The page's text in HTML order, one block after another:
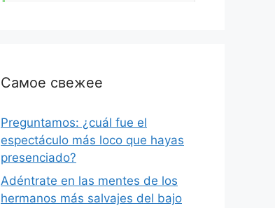
Самое свежее
Preguntamos: ¿cuál fue el
espectáculo más loco que hayas
presenciado?
Adéntrate en las mentes de los
hermanos más salvajes del bajo